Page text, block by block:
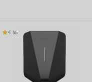
4.65